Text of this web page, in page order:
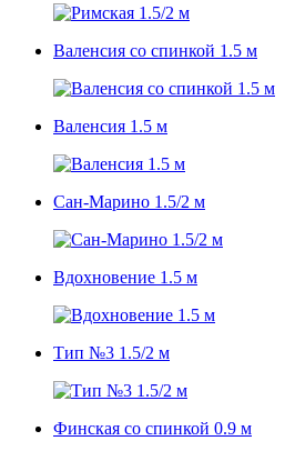
Валенсия со спинкой 1.5 м
Валенсия 1.5 м
Сан-Марино 1.5/2 м
Вдохновение 1.5 м
Тип №3 1.5/2 м
Финская со спинкой 0.9 м